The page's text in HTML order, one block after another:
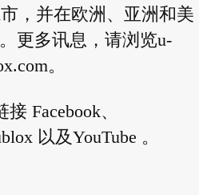
，并在欧洲、亚洲和美
更多讯息，请浏览u-
。
Facebook、
以及YouTube 。